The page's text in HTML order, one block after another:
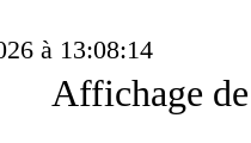
à 13:08:14
Affichage